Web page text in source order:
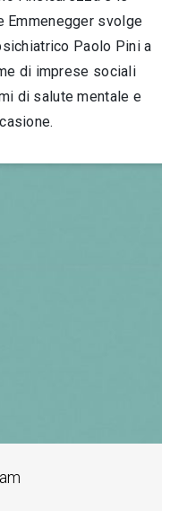
Emmenegger svolge
Paolo Pini a
di imprese sociali
di salute mentale e